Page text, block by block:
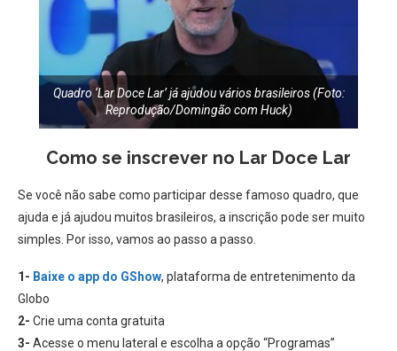
Quadro ‘Lar Doce Lar’ já ajudou vários brasileiros (Foto:
Reprodução/Domingão com Huck)
Como se inscrever no Lar Doce Lar​
Se você não sabe como participar desse famoso quadro,​ que
ajuda e já ajudou muitos brasileiros, a inscrição pode ser muito​
simples. Por isso, vamos ao passo a passo.
​1- Baixe o app do GShow, plataforma de entretenimento da
Globo
​2- Crie uma conta gratuita
​3- Acesse o menu lateral e escolha a opção “Programas”